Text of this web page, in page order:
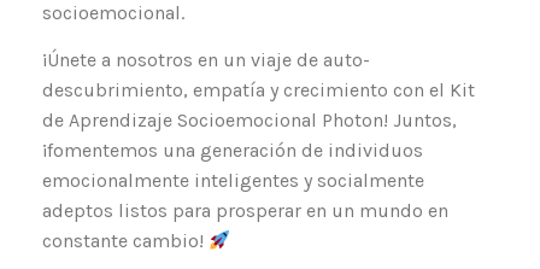
socioemocional.
¡Únete a nosotros en un viaje de auto-
descubrimiento, empatía y crecimiento con el Kit
de Aprendizaje Socioemocional Photon! Juntos,
¡fomentemos una generación de individuos
emocionalmente inteligentes y socialmente
adeptos listos para prosperar en un mundo en
constante cambio!